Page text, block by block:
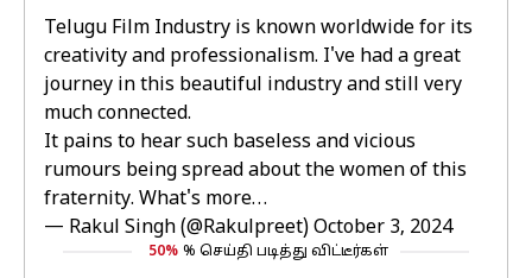
Telugu Film Industry is known worldwide for its
creativity and professionalism. I've had a great
journey in this beautiful industry and still very
much connected.
It pains to hear such baseless and vicious
rumours being spread about the women of this
fraternity. What's more…
— Rakul Singh (@Rakulpreet) October 3, 2024
50% % செய்தி படித்து விட்டீர்கள்